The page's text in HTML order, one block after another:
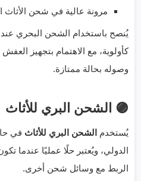
مرونة عالية في شحن الأثاث
يُنصح باستخدام الشحن البحري
كأولوية، مع الاهتمام بتجهيز
وصوله بحالة ممتازة.
🟣 الشحن البري للأثاث
يُستخدم الشحن البري للأثاث في
الدولي، ويُعتبر حلًا عمليًا عندما
الربط مع وسائل شحن أخرى.